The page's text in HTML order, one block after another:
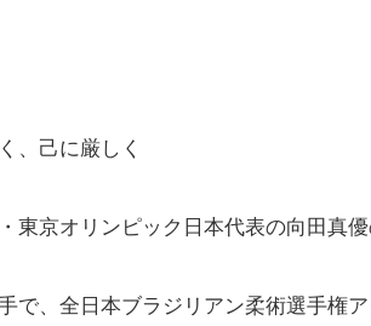
、己に厳しく
東京オリンピック日本代表の向田真優
で、全日本ブラジリアン柔術選手権